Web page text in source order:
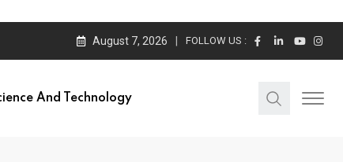
August 7, 2026 FOLLOW US :
And Technology